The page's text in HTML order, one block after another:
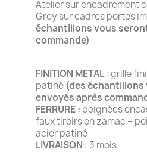
Atelier sur encadrement
Grey sur cadres portes
échantillons vous
commande)
FINITION METAL: grille
patiné (des
envoyés après
FERRURE : poignées
faux tiroirs en zamac +
acier patiné
LIVRAISON : 3 mois